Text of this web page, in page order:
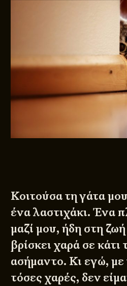
Κοιτούσα τη γάτα
ένα λαστιχάκι. Ένα
μαζί μου, ήδη στη
βρίσκει χαρά σε κάτι
ασήμαντο. Κι εγώ,
τόσες χαρές, δεν